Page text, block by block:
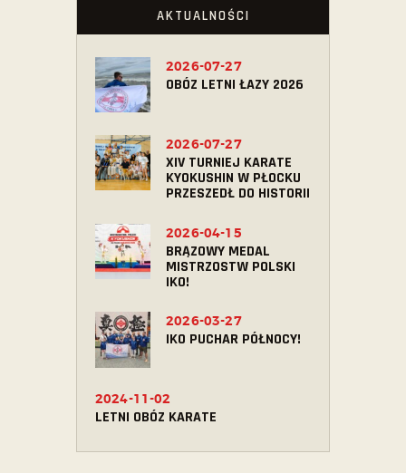
AKTUALNOŚCI
OBÓZ LETNI ŁAZY 2026
2026-07-27
XIV TURNIEJ KARATE
KYOKUSHIN W PŁOCKU
PRZESZEDŁ DO HISTORII
2026-07-27
BRĄZOWY MEDAL
MISTRZOSTW POLSKI
IKO!
2026-04-15
IKO PUCHAR PÓŁNOCY!
2026-03-27
LETNI OBÓZ KARATE
2024-11-02